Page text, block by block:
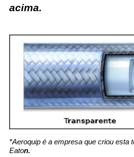
acima.
*Aeroquip é a empresa que criou esta
Eaton.